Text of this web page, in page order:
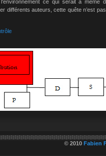
ce qui serait à même
différents auteurs, cette quête n’est
© 2010 Fabien